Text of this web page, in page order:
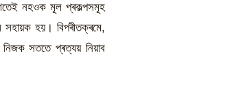
নহওক মূল প্ৰকল্পসমূহ
সহায়ক হয়। বিপৰীতক্ৰমে,
সততে প্ৰত্যয় নিয়াব